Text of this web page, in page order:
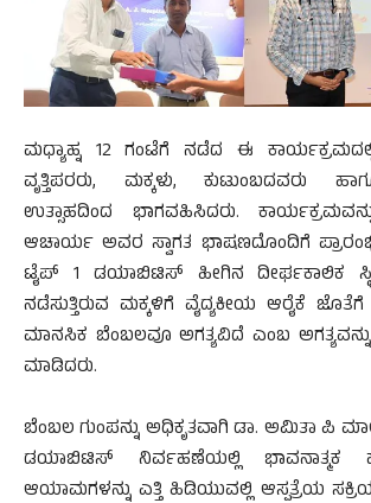
ಮಧ್ಯಾಹ್ನ 12 ಗಂಟೆಗೆ ನಡೆದ ಈ
ವೃತ್ತಿಪರರು, ಮಕ್ಕಳು, ಕುಟುಂಬದವರು
ಉತ್ಸಾಹದಿಂದ ಭಾಗವಹಿಸಿದರು.
ಆಚಾರ್ಯ ಅವರ ಸ್ವಾಗತ ಭಾಷಣದೊಂದಿಗೆ
ಟೈಪ್ 1 ಡಯಾಬಿಟಿಸ್ ಹೀಗಿನ ದೀರ್ಘಕಾಲಿಕ
ನಡೆಸುತ್ತಿರುವ ಮಕ್ಕಳಿಗೆ ವೈದ್ಯಕೀಯ ಆರೈಕೆ
ಮಾನಸಿಕ ಬೆಂಬಲವೂ ಅಗತ್ಯವಿದೆ ಎಂಬ ಅಗತ್ಯವನ್ನು
ಮಾಡಿದರು.
ಬೆಂಬಲ ಗುಂಪನ್ನು ಅಧಿಕೃತವಾಗಿ ಡಾ. ಅಮಿತಾ ಪಿ
ಡಯಾಬಿಟಿಸ್ ನಿರ್ವಹಣೆಯಲ್ಲಿ ಭಾವನಾತ್ಮಕ
ಆಯಾಮಗಳನ್ನು ಎತ್ತಿ ಹಿಡಿಯುವಲ್ಲಿ ಆಸ್ಪತ್ರೆಯ